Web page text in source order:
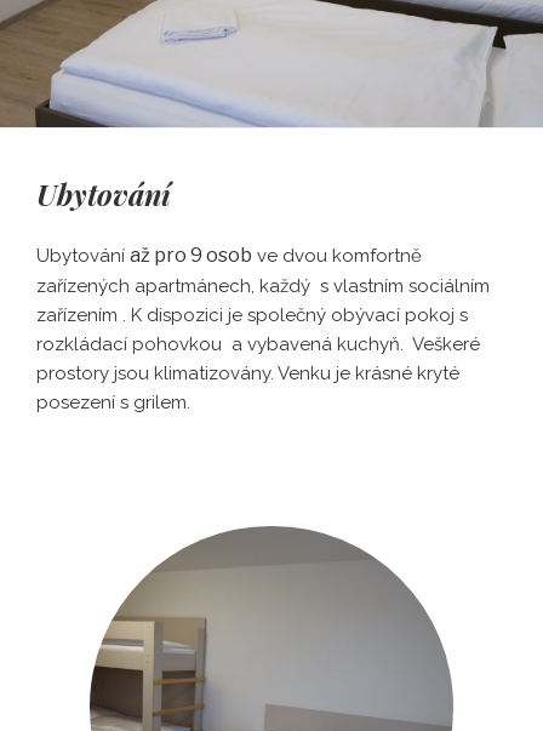
Ubytování
Ubytování až pro 9 osob ve dvou komfortně
zařízených apartmánech, každý s vlastním sociálním
zařízením . K dispozici je společný obývací pokoj s
rozkládací pohovkou a vybavená kuchyň. Veškeré
prostory jsou klimatizovány. Venku je krásné kryté
posezení s grilem.